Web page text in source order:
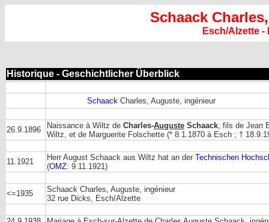
Schaack
Esch/Alzette
Historique - Geschichtlicher Überblick
Schaack Charles, Auguste, ingénieur
26.9.1896 Naissance à Wiltz de Charles-Auguste Schaack, fils de Jean
Wiltz, et de Marguerite Folschette (* 8.1.1870 à Esch ; †
11.1921 Herr August Schaack aus Wiltz hat an der Technischen
(OMZ: 9.11.1921)
<=1935
Schaack Charles, Auguste, ingénieur
32 rue Dicks, Esch/Alzette